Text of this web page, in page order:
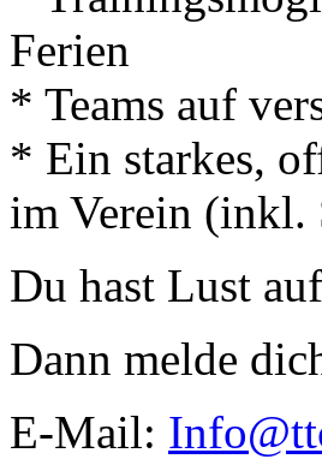
Ferien
* Teams auf
* Ein starkes,
im Verein (inkl.
Du hast Lust
Dann melde
E-Mail: